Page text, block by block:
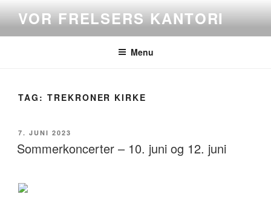
indhold
VOR FRELSERS KANTORI
Menu
TAG: TREKRONER KIRKE
UDGIVET
DEN
7. JUNI 2023
Sommerkoncerter – 10. juni og 12. juni